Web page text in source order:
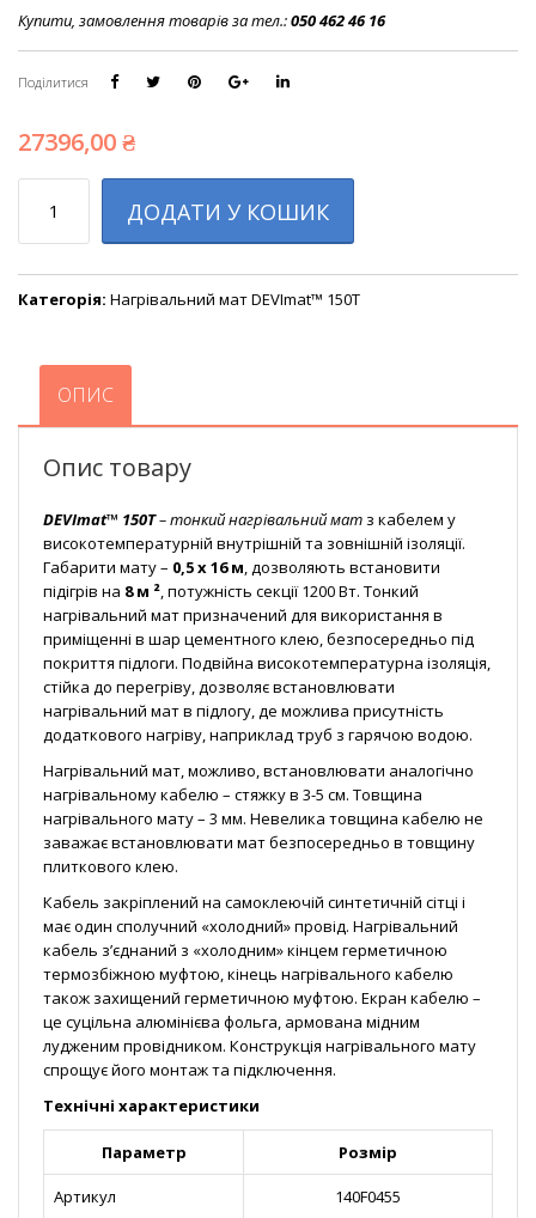
Купити, замовлення товарів за тел.:050 462 46 16
Поділитися
27396,00₴
ДОДАТИ У КОШИК
Категорія: Нагрівальний мат DEVImat™ 150T
ОПИС
Опис товару
DEVImat™ 150T– тонкий нагрівальний мат з кабелем у
високотемпературній внутрішній та зовнішній ізоляції.
Габарити мату – 0,5 х 16 м, дозволяють встановити
підігрів на 8 м ², потужність секції 1200 Вт. Тонкий
нагрівальний мат призначений для використання в
приміщенні в шар цементного клею, безпосередньо під
покриття підлоги. Подвійна високотемпературна ізоляція,
стійка до перегріву, дозволяє встановлювати
нагрівальний мат в підлогу, де можлива присутність
додаткового нагріву, наприклад труб з гарячою водою.
Нагрівальний мат, можливо, встановлювати аналогічно
нагрівальному кабелю – стяжку в 3-5 см. Товщина
нагрівального мату – 3 мм. Невелика товщина кабелю не
заважає встановлювати мат безпосередньо в товщину
плиткового клею.
Кабель закріплений на самоклеючій синтетичній сітці і
має один сполучний «холодний» провід. Нагрівальний
кабель з’єднаний з «холодним» кінцем герметичною
термозбіжною муфтою, кінець нагрівального кабелю
також захищений герметичною муфтою. Екран кабелю –
це суцільна алюмінієва фольга, армована мідним
лудженим провідником. Конструкція нагрівального мату
спрощує його монтаж та підключення.
Технічні характеристики
Параметр Розмір
Артикул 140F0455